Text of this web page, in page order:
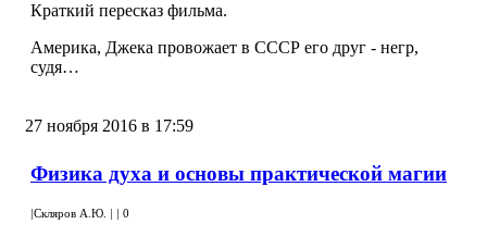
Краткий пересказ фильма.
Америка, Джека провожает в СССР его друг - негр,
судя…
27 ноября 2016 в 17:59
Физика духа и основы практической магии
|Скляров А.Ю. | | 0